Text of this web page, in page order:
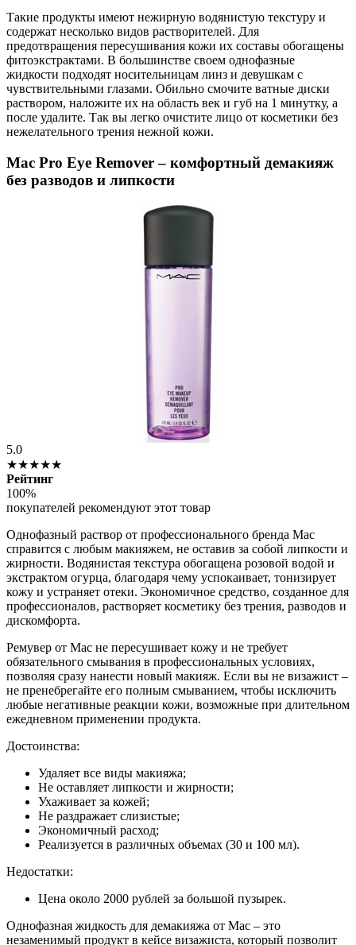
Такие продукты имеют нежирную водянистую текстуру и
содержат несколько видов растворителей. Для
предотвращения пересушивания кожи их составы обогащены
фитоэкстрактами. В большинстве своем однофазные
жидкости подходят носительницам линз и девушкам с
чувствительными глазами. Обильно смочите ватные диски
раствором, наложите их на область век и губ на 1 минутку, а
после удалите. Так вы легко очистите лицо от косметики без
нежелательного трения нежной кожи.
Mac Pro Eye Remover – комфортный демакияж
без разводов и липкости
5.0
★★★★★
Рейтинг
100%
покупателей рекомендуют этот товар
Однофазный раствор от профессионального бренда Mac
справится с любым макияжем, не оставив за собой липкости и
жирности. Водянистая текстура обогащена розовой водой и
экстрактом огурца, благодаря чему успокаивает, тонизирует
кожу и устраняет отеки. Экономичное средство, созданное для
профессионалов, растворяет косметику без трения, разводов и
дискомфорта.
Ремувер от Mac не пересушивает кожу и не требует
обязательного смывания в профессиональных условиях,
позволяя сразу нанести новый макияж. Если вы не визажист –
не пренебрегайте его полным смыванием, чтобы исключить
любые негативные реакции кожи, возможные при длительном
ежедневном применении продукта.
Достоинства:
Удаляет все виды макияжа;
Не оставляет липкости и жирности;
Ухаживает за кожей;
Не раздражает слизистые;
Экономичный расход;
Реализуется в различных объемах (30 и 100 мл).
Недостатки:
Цена около 2000 рублей за большой пузырек.
Однофазная жидкость для демакияжа от Mac – это
незаменимый продукт в кейсе визажиста, который позволит